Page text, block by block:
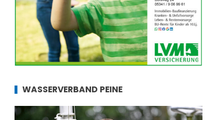
WASSERVERBAND PEINE